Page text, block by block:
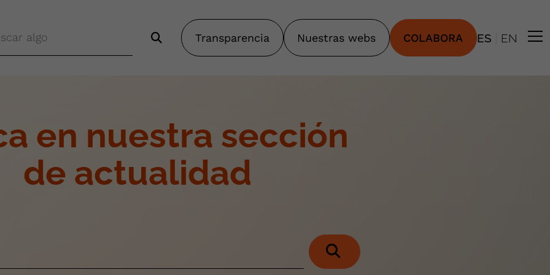
Transparencia Nuestras webs COLABORA ES EN
en nuestra sección
de actualidad